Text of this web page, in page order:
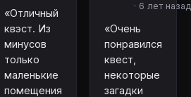
«Отличный
квэст. Из
минусов
только
маленькие
помещения
· 6 лет назад
«Очень
понравился
квест,
некоторые
загадки